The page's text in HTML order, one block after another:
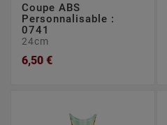
Coupe ABS
Personnalisable :
0741
24cm
6,50 €